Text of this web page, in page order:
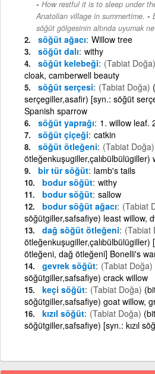
How restful it is to sleep under
Anatolian village in summertime. -
söğüt gölgesinin altında uyumak
söğüt ağacı Willow tree
söğüt dalı withy
söğüt kelebeği (Tabiat Doğa)
cloak, camberwell beauty
söğüt serçesi (Tabiat Doğa)
serçegiller,asafir) [syn.: söğüt
Spanish sparrow
söğüt yaprağı 1. willow leaf.
söğüt çiçeği catkin
söğüt ötleğeni (Tabiat Doğa)
ötleğenkuşugiller,çalıbülbülügiller)
bir tür söğüt lamb's tails
bodur söğüt withy
bodur söğüt sallow
bodur söğüt ağacı (Tabiat
söğütgiller,safsafiye) least willow,
dağ söğüt ötleğeni (Tabiat
ötleğenkuşugiller,çalıbülbülügiller)
ötleğeni, dağ ötleğeni] Bonelli's
gevrek söğüt (Tabiat Doğa)
söğütgiller,safsafiye) crack willow
keçi söğüt (Tabiat Doğa)
söğütgiller,safsafiye) goat willow,
kızıl söğüt (Tabiat Doğa)
söğütgiller,safsafiye) [syn.: kızıl